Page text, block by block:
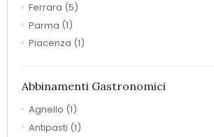
Ferrara (5)
Parma (1)
Piacenza (1)
Abbinamenti Gastronomici
Agnello (1)
Antipasti (1)